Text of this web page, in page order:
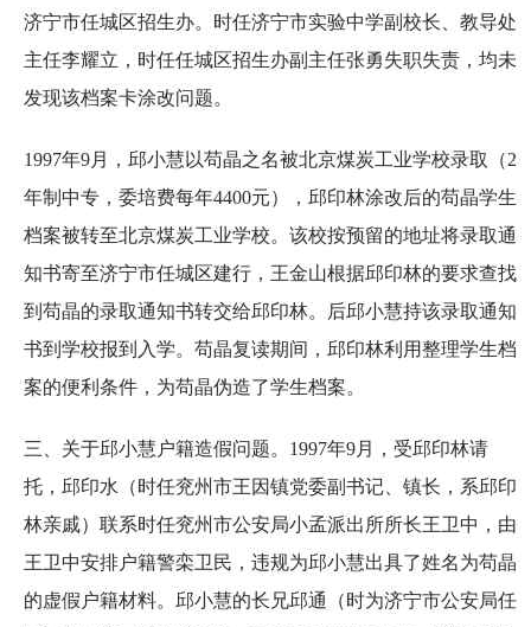
济宁市任城区招生办。时任济宁市实验中学副校长、教导处
主任李耀立，时任任城区招生办副主任张勇失职失责，均未
发现该档案卡涂改问题。
1997年9月，邱小慧以苟晶之名被北京煤炭工业学校录取（2
年制中专，委培费每年4400元），邱印林涂改后的苟晶学生
档案被转至北京煤炭工业学校。该校按预留的地址将录取通
知书寄至济宁市任城区建行，王金山根据邱印林的要求查找
到苟晶的录取通知书转交给邱印林。后邱小慧持该录取通知
书到学校报到入学。苟晶复读期间，邱印林利用整理学生档
案的便利条件，为苟晶伪造了学生档案。
三、关于邱小慧户籍造假问题。1997年9月，受邱印林请
托，邱印水（时任兖州市王因镇党委副书记、镇长，系邱印
林亲戚）联系时任兖州市公安局小孟派出所所长王卫中，由
王卫中安排户籍警栾卫民，违规为邱小慧出具了姓名为苟晶
的虚假户籍材料。邱小慧的长兄邱通（时为济宁市公安局任